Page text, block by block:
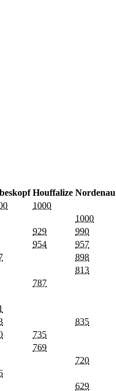
Houffalize Nordenau
1000
1000
929 990
954 957
898
813
787
835
735
769
720
629